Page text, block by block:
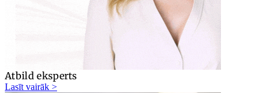
Atbild eksperts
Lasīt vairāk >